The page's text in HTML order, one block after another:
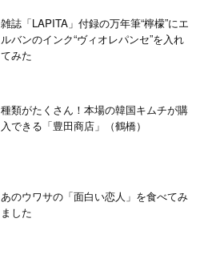
雑誌「LAPITA」付録の万年筆“檸檬”にエ
ルバンのインク“ヴィオレパンセ”を入れ
てみた
種類がたくさん！本場の韓国キムチが購
入できる「豊田商店」（鶴橋）
あのウワサの「面白い恋人」を食べてみ
ました